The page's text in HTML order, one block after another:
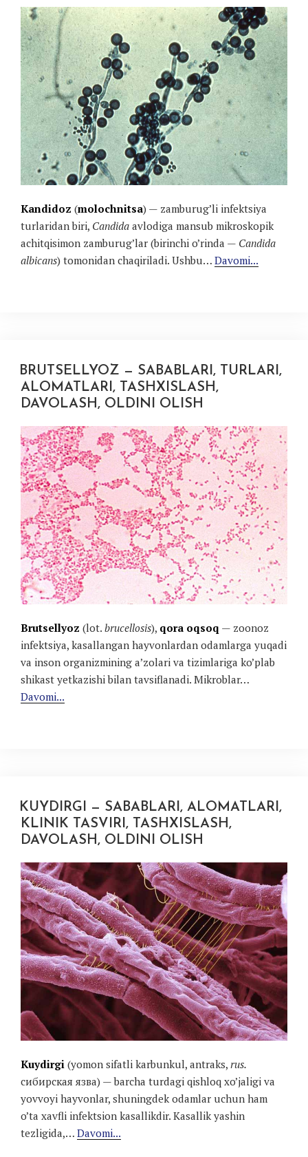
Kandidoz (molochnitsa) — zamburug’li infektsiya
turlaridan biri, Candida avlodiga mansub mikroskopik
achitqisimon zamburug’lar (birinchi o’rinda — Candida
albicans) tomonidan chaqiriladi. Ushbu… Davomi...
BRUTSELLYOZ — SABABLARI, TURLARI,
ALOMATLARI, TASHXISLASH,
DAVOLASH, OLDINI OLISH
Brutsellyoz (lot. brucellosis), qora oqsoq — zoonoz
infektsiya, kasallangan hayvonlardan odamlarga yuqadi
va inson organizmining a’zolari va tizimlariga ko’plab
shikast yetkazishi bilan tavsiflanadi. Mikroblar…
Davomi...
KUYDIRGI — SABABLARI, ALOMATLARI,
KLINIK TASVIRI, TASHXISLASH,
DAVOLASH, OLDINI OLISH
Kuydirgi (yomon sifatli karbunkul, antraks, rus.
сибирская язва) — barcha turdagi qishloq xo’jaligi va
yovvoyi hayvonlar, shuningdek odamlar uchun ham
o’ta xavfli infektsion kasallikdir. Kasallik yashin
tezligida,… Davomi...